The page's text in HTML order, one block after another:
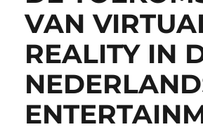
gevoel van eigenaarschap over wat ze
publiek kan nu keuzes maken die
verloop van het verhaal of zelfs
andere deelnemers, wat de ervaring
DE
VAN